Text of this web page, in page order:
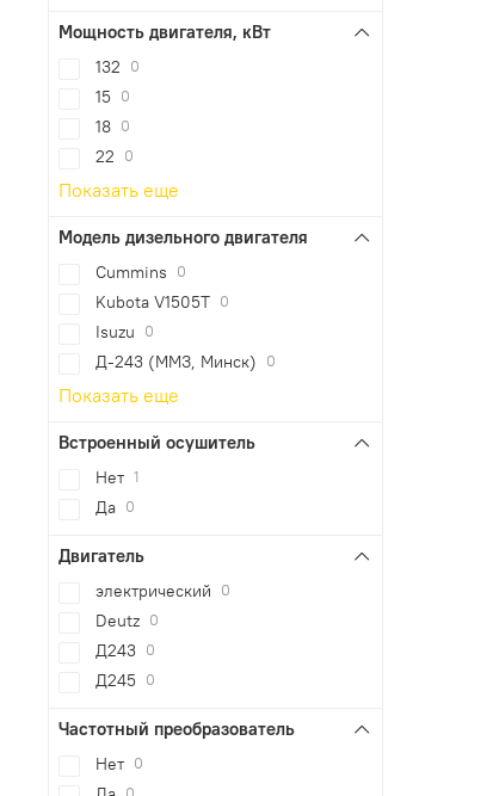
Мощность двигателя, кВт
132 0
15 0
18 0
22 0
Показать еще
Модель дизельного двигателя
Cummins 0
Kubota V1505T 0
Isuzu 0
Д-243 (ММЗ, Минск) 0
Показать еще
Встроенный осушитель
Нет 1
Да 0
Двигатель
электрический 0
Deutz 0
Д243 0
Д245 0
Частотный преобразователь
Нет 0